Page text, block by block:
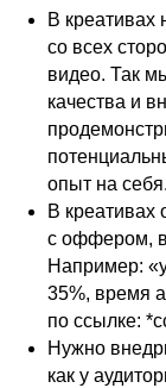
В креативах
со всех
видео. Так
качества и
опыт на себя.
В креативах
с оффером,
Например:
35%, время
по ссылке:
Нужно
как у